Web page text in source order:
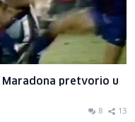
Maradona pretvorio u
8 13